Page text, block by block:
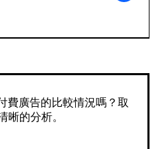
費廣告的比較情況嗎？取
晰的分析。